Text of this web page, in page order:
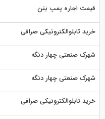
قیمت اجاره پمپ بتن
خرید تابلوالکترونیکی صرافی
شهرک صنعتی چهار دنگه
شهرک صنعتی چهار دنگه
خرید تابلوالکترونیکی صرافی